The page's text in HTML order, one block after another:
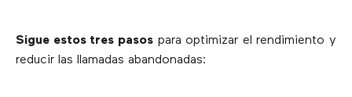
Sigue estos tres pasospara optimizar el rendimiento y
reducir las llamadas abandonadas: